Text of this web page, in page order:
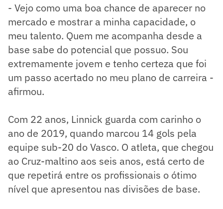
- Vejo como uma boa chance de aparecer no
mercado e mostrar a minha capacidade, o
meu talento. Quem me acompanha desde a
base sabe do potencial que possuo. Sou
extremamente jovem e tenho certeza que foi
um passo acertado no meu plano de carreira -
afirmou.
Com 22 anos, Linnick guarda com carinho o
ano de 2019, quando marcou 14 gols pela
equipe sub-20 do Vasco. O atleta, que chegou
ao Cruz-maltino aos seis anos, está certo de
que repetirá entre os profissionais o ótimo
nível que apresentou nas divisões de base.